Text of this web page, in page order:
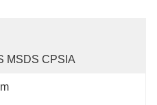
MSDS CPSIA